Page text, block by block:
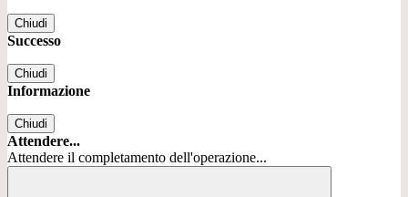
Chiudi
Successo
Chiudi
Informazione
Chiudi
Attendere...
Attendere il completamento dell'operazione...